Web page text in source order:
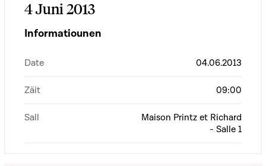
4 Juni 2013
Informatiounen
Date 04.06.2013
Zäit 09:00
Sall
Maison Printz et Richard
- Salle 1